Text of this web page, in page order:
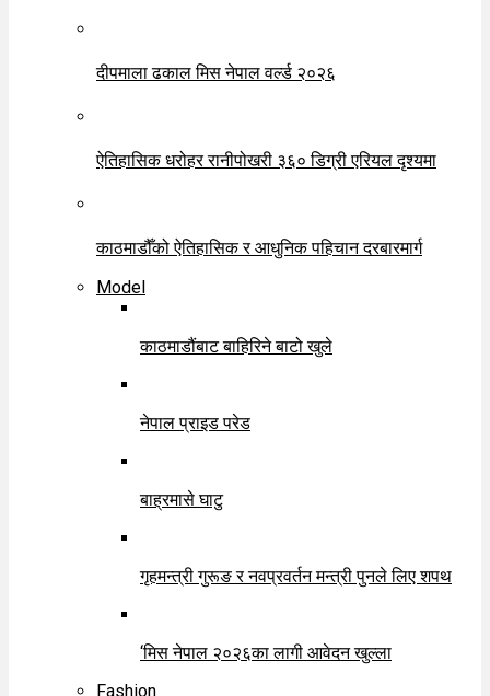
दीपमाला ढकाल मिस नेपाल वर्ल्ड २०२६
ऐतिहासिक धरोहर रानीपोखरी ३६० डिग्री एरियल दृश्यमा
काठमाडौँको ऐतिहासिक र आधुनिक पहिचान दरबारमार्ग
Model
काठमाडौंबाट बाहिरिने बाटो खुले
नेपाल प्राइड परेड
बाह्रमासे घाटु
गृहमन्त्री गुरूङ र नवप्रवर्तन मन्त्री पुनले लिए शपथ
‘मिस नेपाल २०२६का लागी आवेदन खुल्ला
Fashion